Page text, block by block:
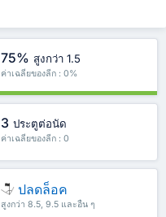
75% สูงกว่า 1.5
ค่าเฉลี่ยของลีก : 0%
3 ประตูต่อนัด
ค่าเฉลี่ยของลีก : 0
ปลดล็อค
สูงกว่า 8.5, 9.5 และอื่น ๆ